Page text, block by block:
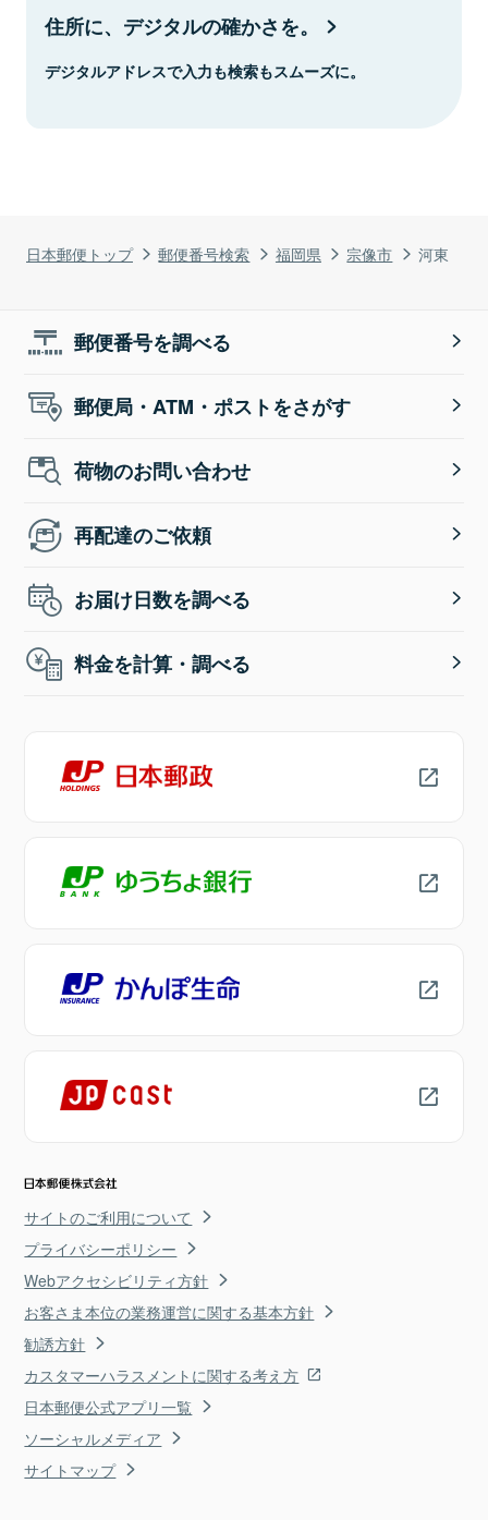
日本郵便トップ 郵便番号検索 福岡県 宗像市 河東
住所に、デジタルの確かさを。
デジタルアドレスで入力も検索もスムーズに。
郵便番号を調べる
郵便局・ATM・ポストをさがす
荷物のお問い合わせ
再配達のご依頼
お届け日数を調べる
料金を計算・調べる
サイトのご利用について
プライバシーポリシー
Webアクセシビリティ方針
お客さま本位の業務運営に関する基本方針
勧誘方針
カスタマーハラスメントに関する考え方
日本郵便公式アプリ一覧
ソーシャルメディア
サイトマップ